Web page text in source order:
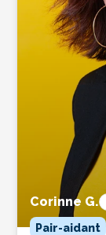
Corinne G.
Pair-aidant